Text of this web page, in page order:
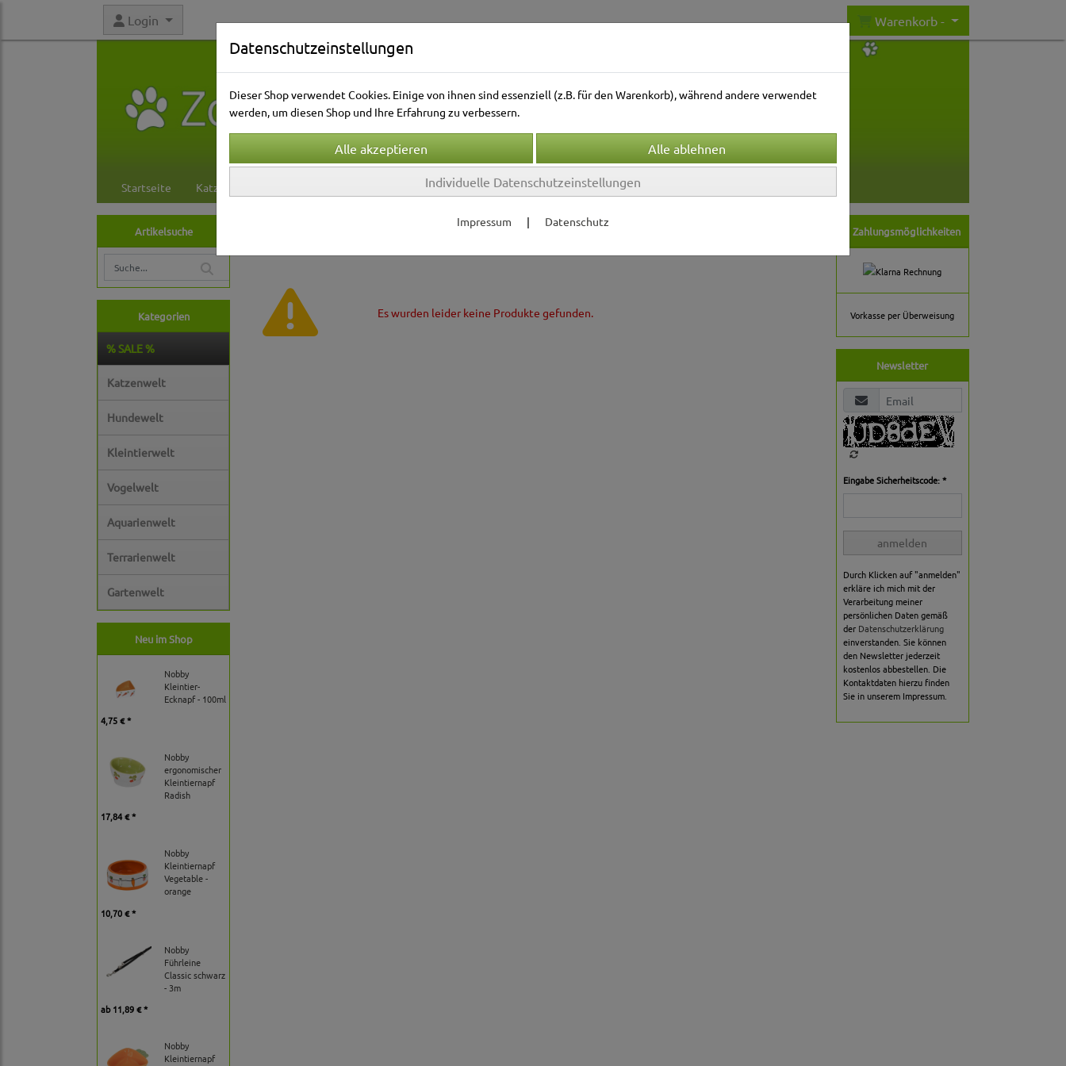
Login Warenkorb -
Startseite Katzenwelt Kleintierwelt Vogelwelt Aquarienwelt
Artikelsuche
Kategorien
% SALE %
Katzenwelt
Hundewelt
Kleintierwelt
Vogelwelt
Aquarienwelt
Terrarienwelt
Gartenwelt
Neu im Shop
Nobby
Kleintier-
Ecknapf - 100ml
4,75 € *
Nobby
ergonomischer
Kleintiernapf
Radish
17,84 € *
Nobby
Kleintiernapf
Vegetable -
orange
10,70 € *
Nobby
Führleine
Classic schwarz
- 3m
ab11,89 € *
Nobby
Kleintiernapf
Es wurden leider keine Produkte gefunden.
Zahlungsmöglichkeiten
Vorkasse per Überweisung
Newsletter
Eingabe Sicherheitscode: *
anmelden
Durch Klicken auf "anmelden"
erkläre ich mich mit der
Verarbeitung meiner
persönlichen Daten gemäß
der Datenschutzerklärung
einverstanden. Sie können
den Newsletter jederzeit
kostenlos abbestellen. Die
Kontaktdaten hierzu finden
Sie in unserem Impressum.
Datenschutzeinstellungen
Dieser Shop verwendet Cookies. Einige von ihnen sind essenziell (z.B. für den Warenkorb), während andere verwendet
werden, um diesen Shop und Ihre Erfahrung zu verbessern.
Individuelle Datenschutzeinstellungen
Impressum | Datenschutz